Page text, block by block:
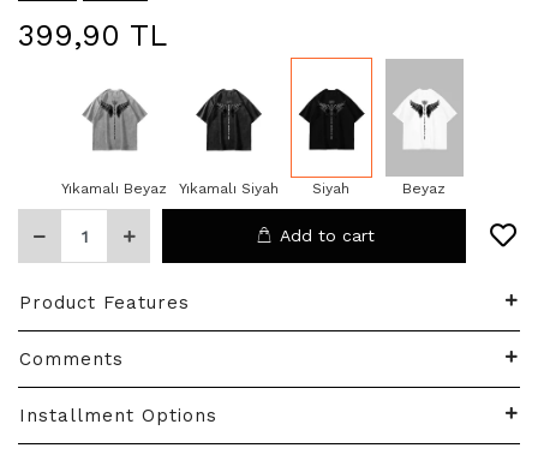
399,90 TL
Yıkamalı Beyaz Yıkamalı Siyah Siyah Beyaz
Add to cart
Product Features
Comments
Installment Options